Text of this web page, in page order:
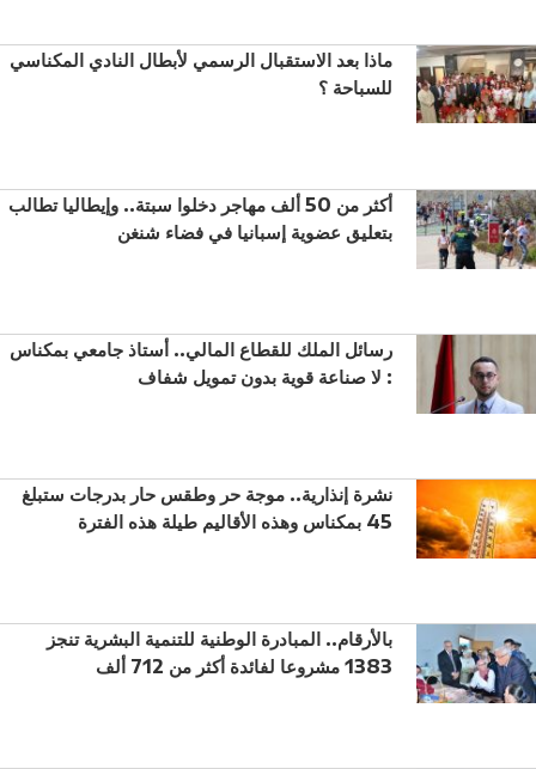
ماذا بعد الاستقبال الرسمي لأبطال النادي المكناسي
للسباحة ؟
أكثر من 50 ألف مهاجر دخلوا سبتة.. وإيطاليا تطالب
بتعليق عضوية إسبانيا في فضاء شنغن
رسائل الملك للقطاع المالي.. أستاذ جامعي بمكناس
: لا صناعة قوية بدون تمويل شفاف
نشرة إنذارية.. موجة حر وطقس حار بدرجات ستبلغ
45 بمكناس وهذه الأقاليم طيلة هذه الفترة
بالأرقام.. المبادرة الوطنية للتنمية البشرية تنجز
1383 مشروعا لفائدة أكثر من 712 ألف